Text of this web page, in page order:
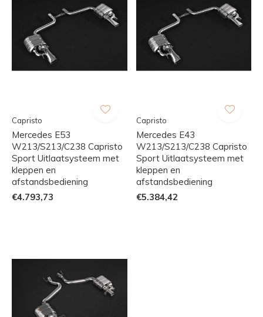
Capristo
Mercedes E53
W213/S213/C238 Capristo
Sport Uitlaatsysteem met
kleppen en
afstandsbediening
€4.793,73
Capristo
Mercedes E43
W213/S213/C238 Capristo
Sport Uitlaatsysteem met
kleppen en
afstandsbediening
€5.384,42